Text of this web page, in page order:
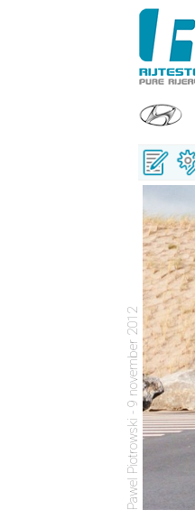
Pawel Piotrowski - 9 november 2012